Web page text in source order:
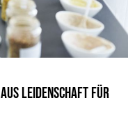
Leidenschaft für